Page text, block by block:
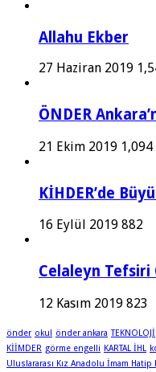
Allahu Ekber
27 Haziran 2019
ÖNDER
21 Ekim 2019 1,094
KİHDER’de
16 Eylül 2019 882
Celaleyn Tefsiri
12 Kasım 2019 823
önder okul önder ankara TEKNOLOJİ
KİİMDER görme engelli KARTAL İHL
Uluslararası Kız Anadolu İmam Hatip